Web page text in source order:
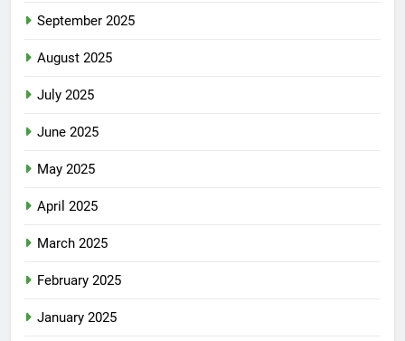
September 2025
August 2025
July 2025
June 2025
May 2025
April 2025
March 2025
February 2025
January 2025